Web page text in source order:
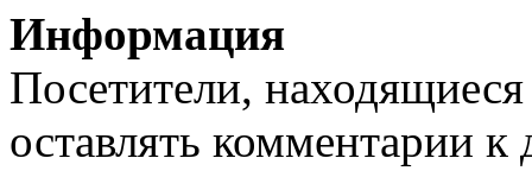
Информация
Посетители,
оставлять комментарии